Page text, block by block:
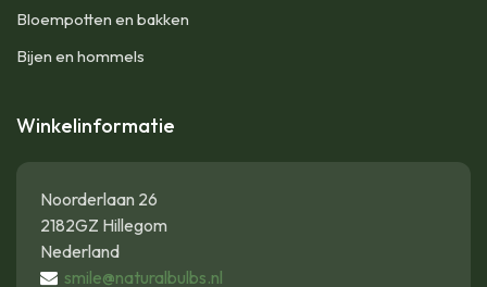
Bloempotten en bakken
Bijen en hommels
Winkelinformatie
Noorderlaan 26
2182GZ Hillegom
Nederland
smile@naturalbulbs.nl